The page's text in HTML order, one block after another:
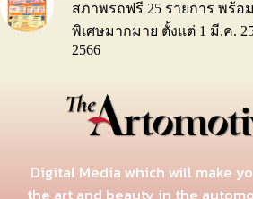
สภาพรถฟรี 25 รายการ พร้
พิเศษมากมาย ตั้งแต่ 1 มี.ค.
2566
Digital Media which will make